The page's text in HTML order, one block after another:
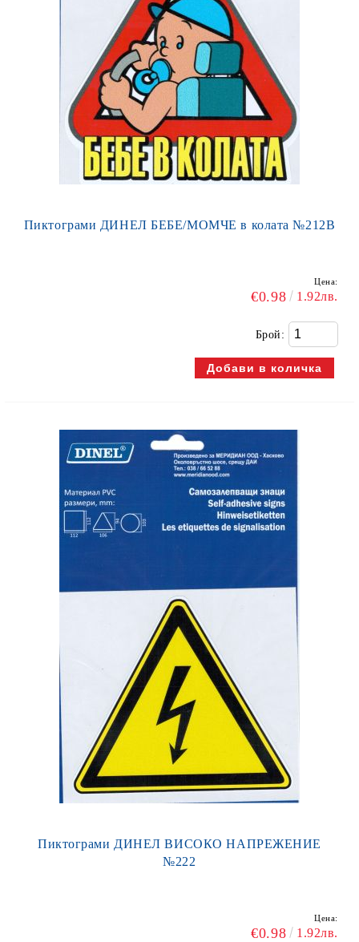
Пиктограми ДИНЕЛ БЕБЕ/МОМЧЕ в колата №212В
Цена:
€0.98 1.92лв.
Брой:
Пиктограми ДИНЕЛ ВИСОКО НАПРЕЖЕНИЕ
№222
Цена:
€0.98 1.92лв.